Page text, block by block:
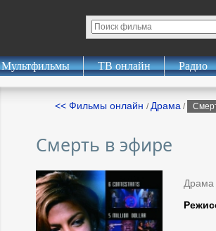
Мультфильмы ТВ онлайн Радио
<< Фильмы онлайн / Драма /
Смерть в эфире
Драма